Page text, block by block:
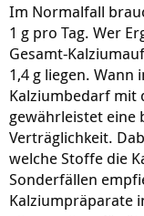
Im Normalfall
1 g pro Tag. Wer
Gesamt-
1,4 g liegen.
Kalziumbedarf mit
gewährleistet eine
Verträglichkeit.
welche Stoffe die
Sonderfällen
Kalziumpräparate